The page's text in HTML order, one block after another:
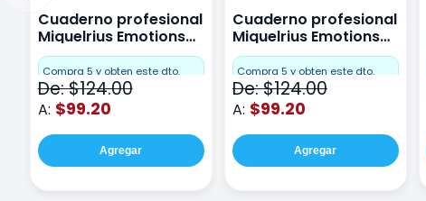
Cuaderno profesional
Miquelrius Emotions
Cuadro Chico 80
hojas Rosa
Compra 5 y obten este dto.
De: $124.00
A: $99.20
Agregar
Cuaderno profesional
Miquelrius Emotions
raya 80 hojas Purpura
Compra 5 y obten este dto.
De: $124.00
A: $99.20
Agregar